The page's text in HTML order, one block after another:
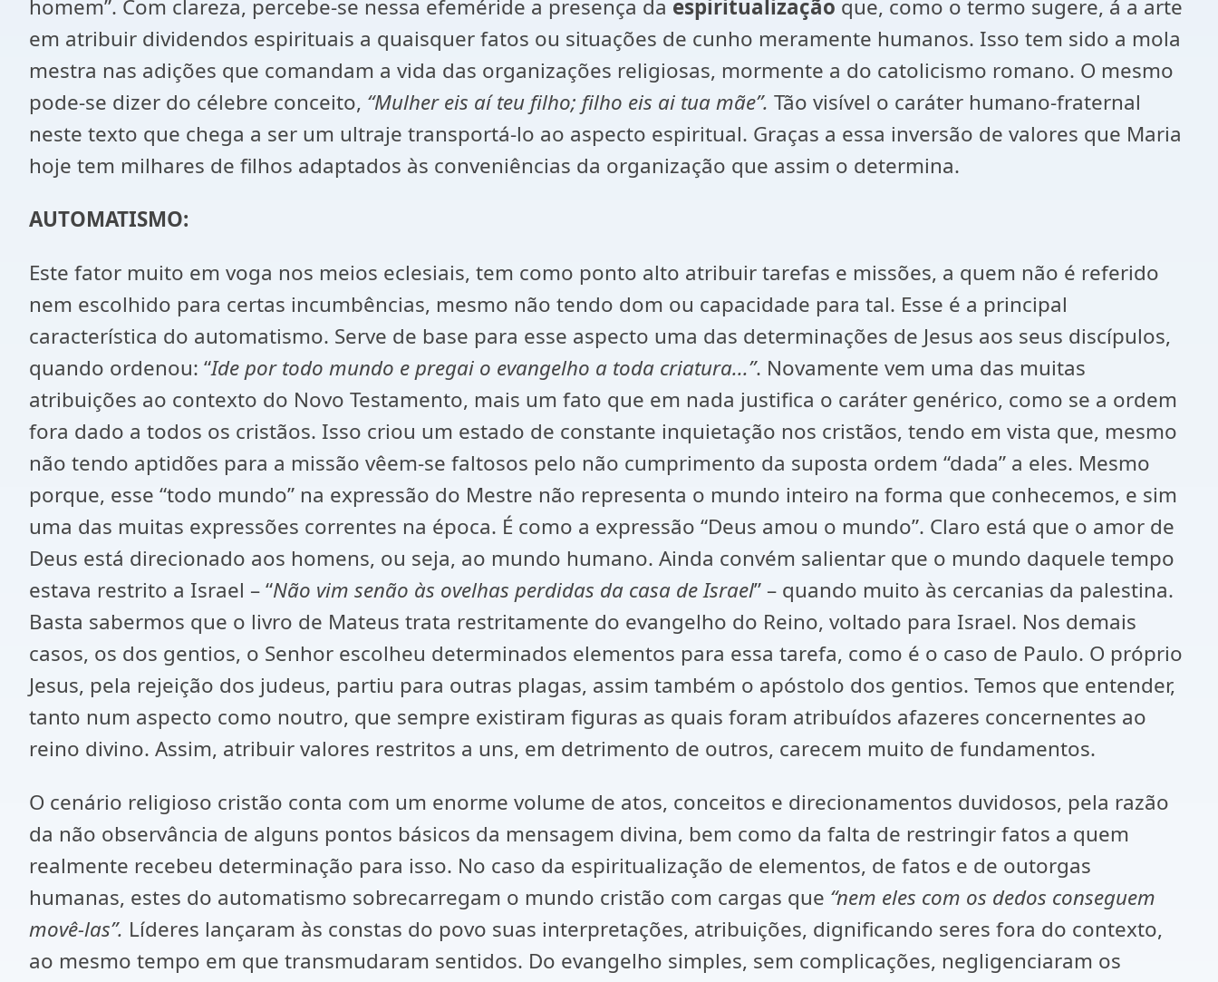
homem”. Com clareza, percebe-se nessa efeméride a presença da espiritualização que, como o termo sugere, á a arte
em atribuir dividendos espirituais a quaisquer fatos ou situações de cunho meramente humanos. Isso tem sido a mola
mestra nas adições que comandam a vida das organizações religiosas, mormente a do catolicismo romano. O mesmo
pode-se dizer do célebre conceito, “Mulher eis aí teu filho; filho eis ai tua mãe”. Tão visível o caráter humano-fraternal
neste texto que chega a ser um ultraje transportá-lo ao aspecto espiritual. Graças a essa inversão de valores que Maria
hoje tem milhares de filhos adaptados às conveniências da organização que assim o determina.
AUTOMATISMO:
Este fator muito em voga nos meios eclesiais, tem como ponto alto atribuir tarefas e missões, a quem não é referido
nem escolhido para certas incumbências, mesmo não tendo dom ou capacidade para tal. Esse é a principal
característica do automatismo. Serve de base para esse aspecto uma das determinações de Jesus aos seus discípulos,
quando ordenou: “Ide por todo mundo e pregai o evangelho a toda criatura...”. Novamente vem uma das muitas
atribuições ao contexto do Novo Testamento, mais um fato que em nada justifica o caráter genérico, como se a ordem
fora dado a todos os cristãos. Isso criou um estado de constante inquietação nos cristãos, tendo em vista que, mesmo
não tendo aptidões para a missão vêem-se faltosos pelo não cumprimento da suposta ordem “dada” a eles. Mesmo
porque, esse “todo mundo” na expressão do Mestre não representa o mundo inteiro na forma que conhecemos, e sim
uma das muitas expressões correntes na época. É como a expressão “Deus amou o mundo”. Claro está que o amor de
Deus está direcionado aos homens, ou seja, ao mundo humano. Ainda convém salientar que o mundo daquele tempo
estava restrito a Israel – “Não vim senão às ovelhas perdidas da casa de Israel” – quando muito às cercanias da palestina.
Basta sabermos que o livro de Mateus trata restritamente do evangelho do Reino, voltado para Israel. Nos demais
casos, os dos gentios, o Senhor escolheu determinados elementos para essa tarefa, como é o caso de Paulo. O próprio
Jesus, pela rejeição dos judeus, partiu para outras plagas, assim também o apóstolo dos gentios. Temos que entender,
tanto num aspecto como noutro, que sempre existiram figuras as quais foram atribuídos afazeres concernentes ao
reino divino. Assim, atribuir valores restritos a uns, em detrimento de outros, carecem muito de fundamentos.
O cenário religioso cristão conta com um enorme volume de atos, conceitos e direcionamentos duvidosos, pela razão
da não observância de alguns pontos básicos da mensagem divina, bem como da falta de restringir fatos a quem
realmente recebeu determinação para isso. No caso da espiritualização de elementos, de fatos e de outorgas
humanas, estes do automatismo sobrecarregam o mundo cristão com cargas que “nem eles com os dedos conseguem
movê-las”. Líderes lançaram às constas do povo suas interpretações, atribuições, dignificando seres fora do contexto,
ao mesmo tempo em que transmudaram sentidos. Do evangelho simples, sem complicações, negligenciaram os